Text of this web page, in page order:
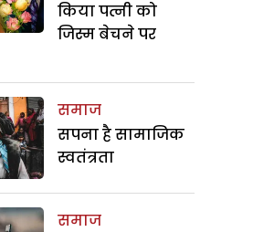
किया पत्नी को
जिस्म बेचने पर
समाज
सपना है सामाजिक
स्वतंत्रता
समाज